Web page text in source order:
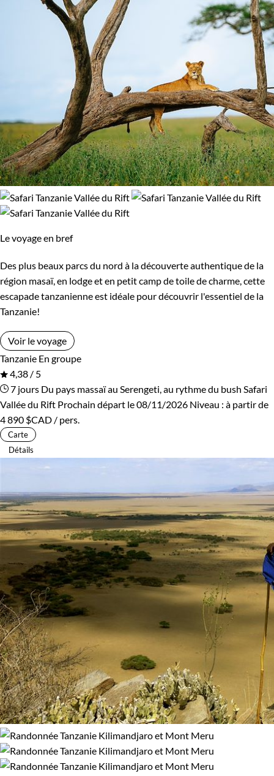
Le voyage en bref
Des plus beaux parcs du nord à la découverte authentique de la
région masaï, en lodge et en petit camp de toile de charme, cette
escapade tanzanienne est idéale pour découvrir l'essentiel de la
Tanzanie!
Voir le voyage
Tanzanie En groupe
4,38 / 5
7 jours Du pays massaï au Serengeti, au rythme du bush Safari
Vallée du Rift Prochain départ le 08/11/2026 Niveau : à partir de
4 890 $CAD / pers.
Carte
Détails